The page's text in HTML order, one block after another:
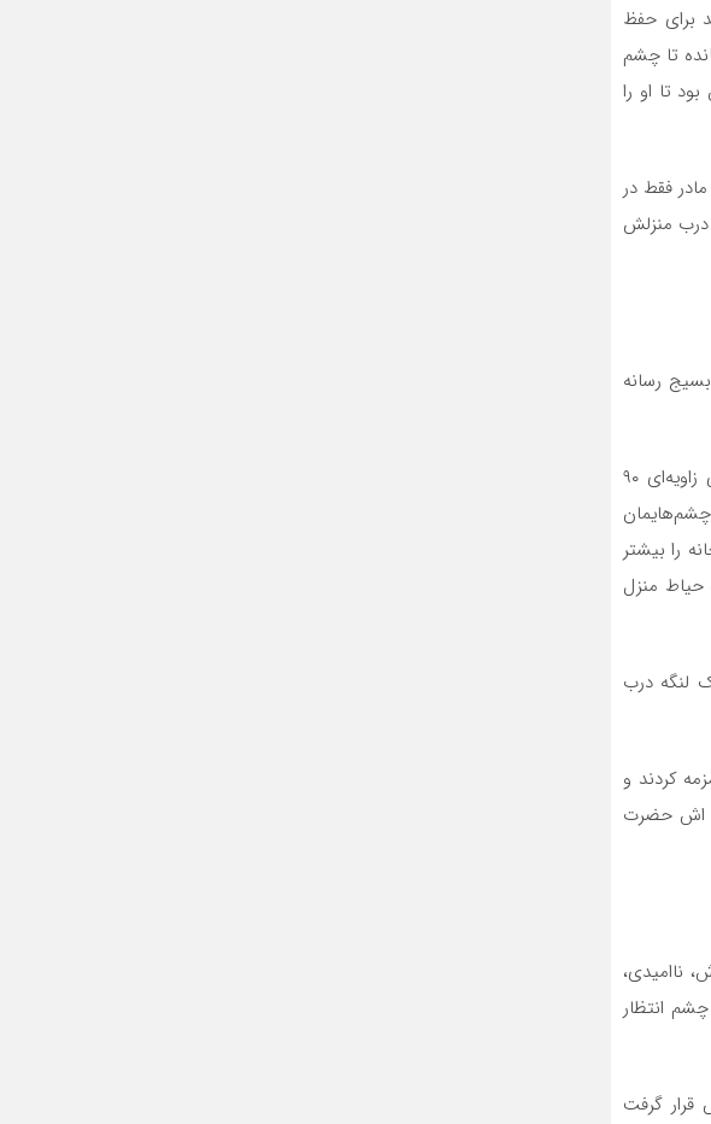
برای حفظ
تا چشم
بر این بود تا او را
فقط در
درب منزلش
رسانه
خانه‌ای کوچک و کلنگی با پنجره‌های چوبی و قدیمی، اتاق‌های نقلی و کوچک که گوشه آن طاقچه ای گچی زاویه‌ای ۹۰
جلوی چشم‌هایمان
را بیشتر
حیاط منزل
هست و یک لنگه درب
زمزمه کردند و
اش حضرت
ناامیدی،
انتظار
قرار گرفت